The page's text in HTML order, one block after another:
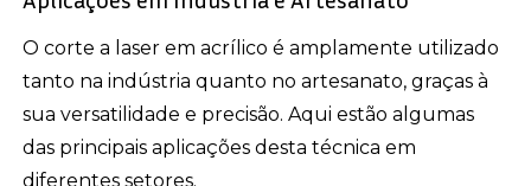
O corte a laser em acrílico é amplamente utilizado
tanto na indústria quanto no artesanato, graças à
sua versatilidade e precisão. Aqui estão algumas
das principais aplicações desta técnica em
diferentes setores.